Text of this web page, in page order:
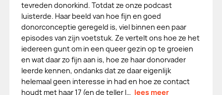
tevreden donorkind. Totdat ze onze podcast
luisterde. Haar beeld van hoe fijn en goed
donorconceptie geregeld is, viel binnen een paar
episodes van zijn voetstuk. Ze vertelt ons hoe ze het
iedereen gunt om in een queer gezin op te groeien
en wat daar zo fijn aan is, hoe ze haar donorvader
leerde kennen, ondanks dat ze daar eigenlijk
helemaal geen interesse in had en hoe ze contact
houdt met haar 17 (en de teller l… lees meer